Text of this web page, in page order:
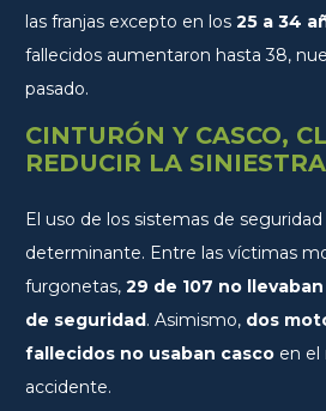
las franjas excepto en los 25 a 34
fallecidos aumentaron hasta 38,
pasado.
CINTURÓN Y CASCO,
REDUCIR LA
El uso de los sistemas de
determinante. Entre las víctimas
furgonetas, 29 de 107 no
de seguridad. Asimismo, dos
fallecidos no usaban casco en
accidente.